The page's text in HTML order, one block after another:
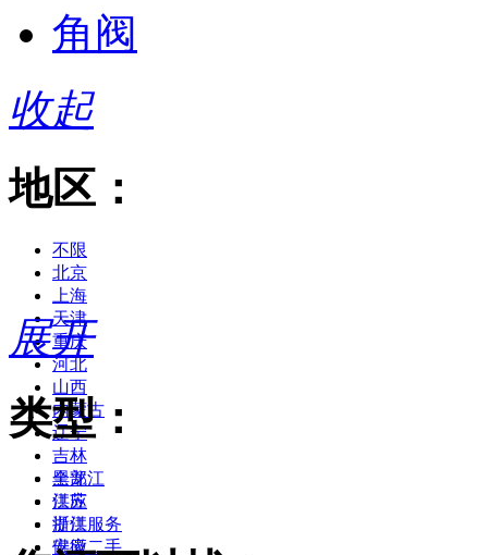
角阀
收起
地区：
不限
北京
上海
天津
重庆
河北
山西
内蒙古
辽宁
吉林
黑龙江
江苏
浙江
安徽
展开
类型：
全部
供应
提供服务
供应二手